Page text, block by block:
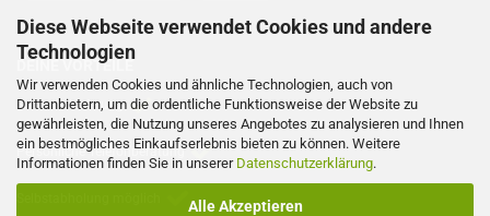
Diese Webseite verwendet Cookies und andere
Technologien
Wir verwenden Cookies und ähnliche Technologien, auch von
Drittanbietern, um die ordentliche Funktionsweise der Website zu
gewährleisten, die Nutzung unseres Angebotes zu analysieren und Ihnen
ein bestmögliches Einkaufserlebnis bieten zu können. Weitere
Informationen finden Sie in unserer Datenschutzerklärung.
Alle Akzeptieren
DEINE VORTEILE
Schnelle Lieferung
Persönliche Telefonberatung